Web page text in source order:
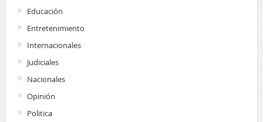
Educación
Entretenimiento
Internacionales
Judiciales
Nacionales
Opinión
Politica